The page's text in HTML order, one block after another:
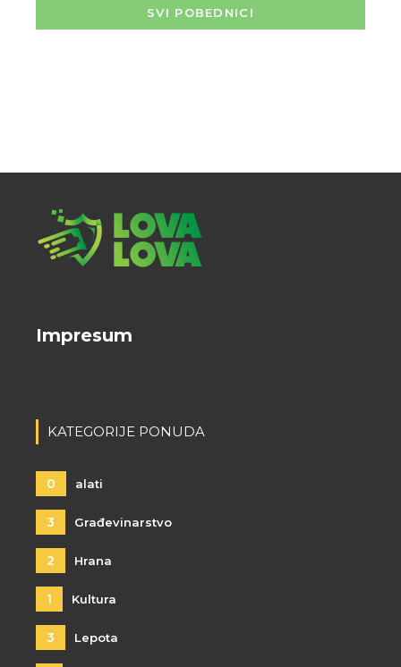
SVI POBEDNICI
Impresum
KATEGORIJE PONUDA
0 alati
3 Građevinarstvo
2 Hrana
1 Kultura
3 Lepota